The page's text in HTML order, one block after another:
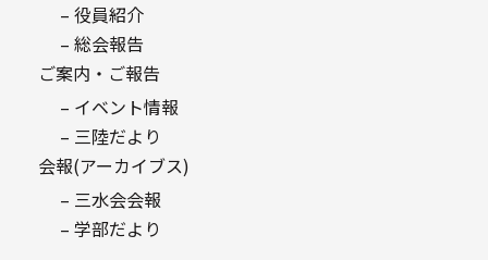
– 役員紹介
– 総会報告
ご案内・ご報告
– イベント情報
– 三陸だより
会報(アーカイブス)
– 三水会会報
– 学部だより